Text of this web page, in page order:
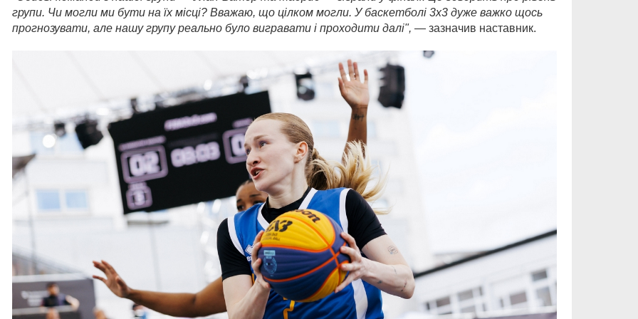
групи. Чи могли ми бути на їх місці? Вважаю, що цілком могли. У баскетболі 3х3 дуже важко щось
прогнозувати, але нашу групу реально було вигравати і проходити далі", — зазначив наставник.